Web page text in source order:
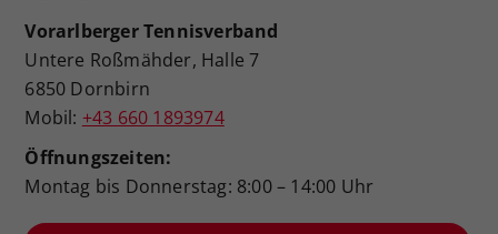
Vorarlberger Tennisverband
Untere Roßmähder, Halle 7
6850 Dornbirn
Mobil: +43 660 1893974
Öffnungszeiten:
Montag bis Donnerstag: 8:00 – 14:00 Uhr